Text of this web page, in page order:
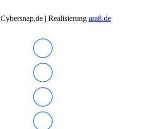
| Realisierung ara8.de